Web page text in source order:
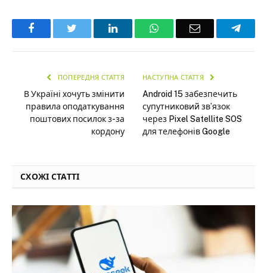
Facebook LinkedInWhatsAppEmail
ПОПЕРЕДНЯ СТАТТЯ
В Україні хочуть змінити
правила оподаткування
поштових посилок з-за
кордону
НАСТУПНА СТАТТЯ
Android 15 забезпечить
супутниковий зв’язок
через Pixel Satellite SOS
для телефонів Google
СХОЖІ СТАТТІ